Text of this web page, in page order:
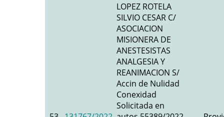
LOPEZ ROTELA
SILVIO CESAR C/
ASOCIACION
MISIONERA DE
ANESTESISTAS
ANALGESIA Y
REANIMACION S/
Accin de Nulidad
Conexidad
Solicitada en